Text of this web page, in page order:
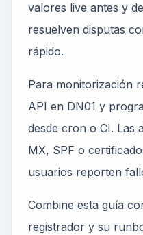
valores live antes y
resuelven disputas
rápido.
Para monitorización
API en DN01 y
desde cron o CI. Las
MX, SPF o
usuarios reporten
Combine esta guía
registrador y su